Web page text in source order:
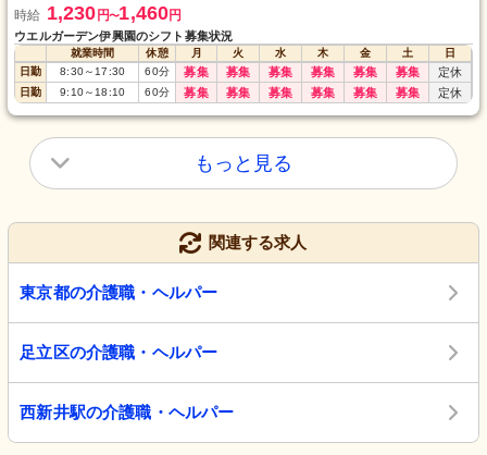
時給 1,230 円〜1,460円
ウエルガーデン伊興園のシフト募集状況
就業時間 休憩 月 火 水 木 金 土
日
日勤
8:30～ 17:30 60分 募集 募集 募集 募集 募集 募集 定休
日勤 9:10～ 18:10 60分 募集 募集 募集 募集 募集 募集 定休
もっと見る
関連する求人
東京都の介護職・ヘルパー
足立区の介護職・ヘルパー
西新井駅の介護職・ヘルパー